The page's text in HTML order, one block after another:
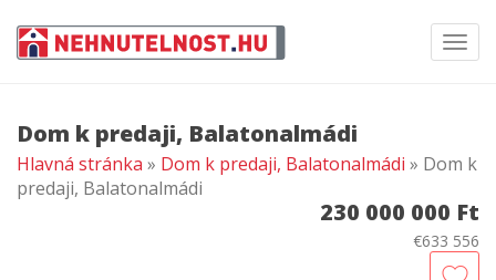
Dom k predaji, Balatonalmádi
Hlavná stránka » Dom k predaji, Balatonalmádi » Dom k
predaji, Balatonalmádi
230 000 000 Ft
€633 556